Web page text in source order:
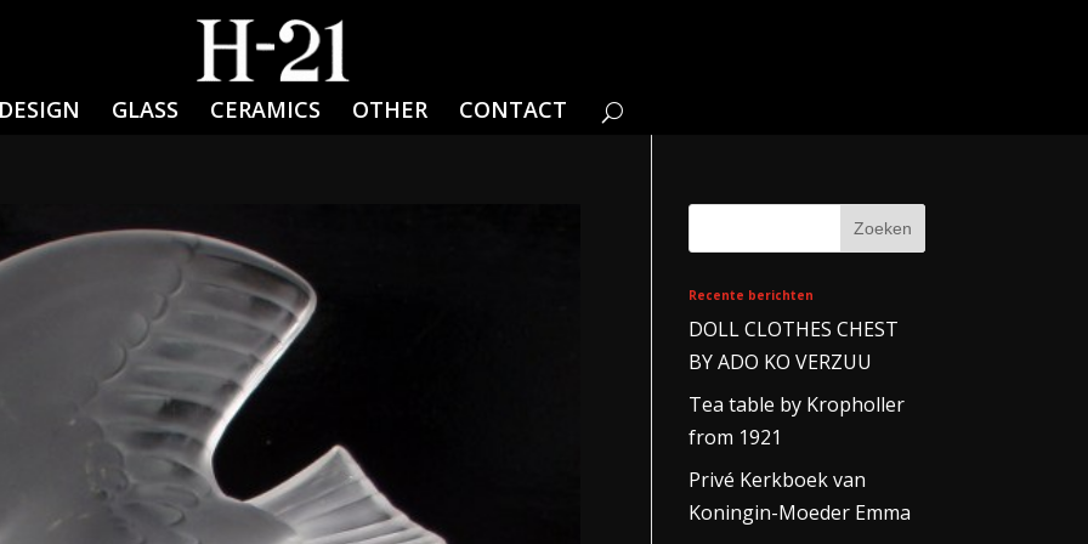
GLASS CERAMICS OTHER CONTACT
Recente berichten
DOLL CLOTHES CHEST
BY ADO KO VERZUU
Tea table by Kropholler
from 1921
Privé Kerkboek van
Koningin-Moeder Emma